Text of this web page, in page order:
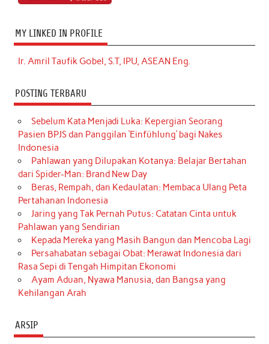
MY LINKED IN PROFILE
Ir. Amril Taufik Gobel, S.T, IPU, ASEAN Eng.
POSTING TERBARU
Sebelum Kata Menjadi Luka: Kepergian Seorang
Pasien BPJS dan Panggilan ‘Einfühlung’ bagi Nakes
Indonesia
Pahlawan yang Dilupakan Kotanya: Belajar Bertahan
dari Spider-Man: Brand New Day
Beras, Rempah, dan Kedaulatan: Membaca Ulang Peta
Pertahanan Indonesia
Jaring yang Tak Pernah Putus: Catatan Cinta untuk
Pahlawan yang Sendirian
Kepada Mereka yang Masih Bangun dan Mencoba Lagi
Persahabatan sebagai Obat: Merawat Indonesia dari
Rasa Sepi di Tengah Himpitan Ekonomi
Ayam Aduan, Nyawa Manusia, dan Bangsa yang
Kehilangan Arah
ARSIP